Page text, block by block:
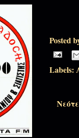
Μη με κάψετε
Σαν ανοίγουν οι
αδελφούς)
Άγιος και όχι
ευχής…)
Posted
Labels: